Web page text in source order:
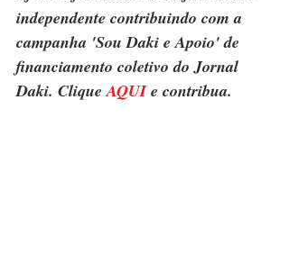
independente contribuindo com a
campanha 'Sou Daki e Apoio' de
financiamento coletivo do Jornal
Daki. Clique AQUI e contribua.